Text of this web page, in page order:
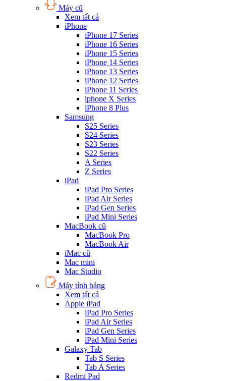
Máy cũ
Xem tất cả
iPhone
iPhone 17 Series
iPhone 16 Series
iPhone 15 Series
iPhone 14 Series
iPhone 13 Series
iPhone 12 Series
iPhone 11 Series
iphone X Series
iPhone 8 Plus
Samsung
S25 Series
S24 Series
S23 Series
S22 Series
A Series
Z Series
iPad
iPad Pro Series
iPad Air Series
iPad Gen Series
iPad Mini Series
MacBook cũ
MacBook Pro
MacBook Air
iMac cũ
Mac mini
Mac Studio
Máy tính bảng
Xem tất cả
Apple iPad
iPad Pro Series
iPad Air Series
iPad Gen Series
iPad Mini Series
Galaxy Tab
Tab S Series
Tab A Series
Redmi Pad